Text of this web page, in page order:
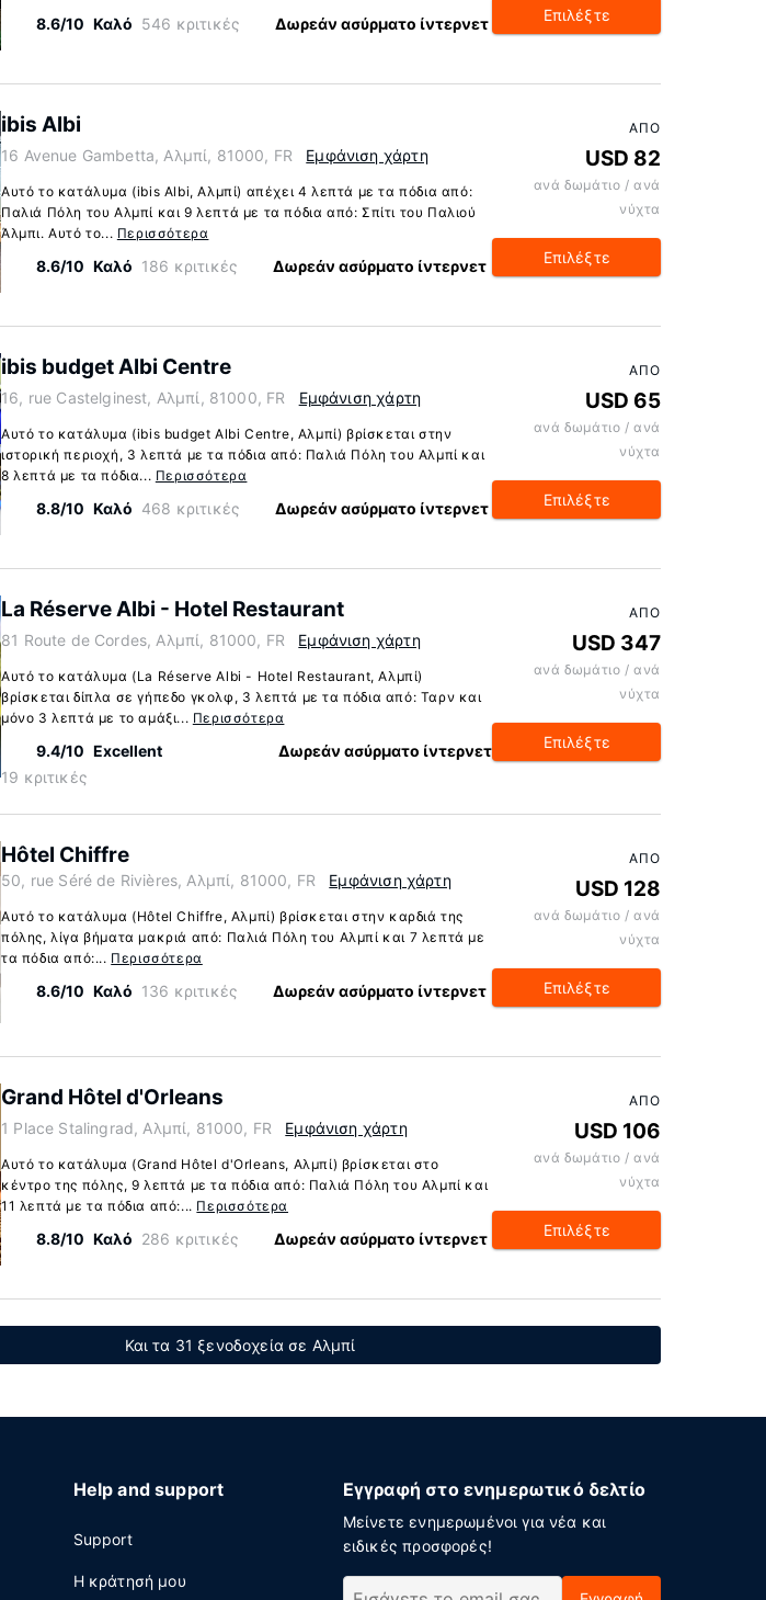
8.6/10 Καλό 546 κριτικές Δωρεάν ασύρματο ίντερνετ Επιλέξτε
ibis Albi
16 Avenue Gambetta, Αλμπί, 81000, FR Εμφάνιση χάρτη
Αυτό το κατάλυμα (ibis Albi, Αλμπί) απέχει 4 λεπτά με τα πόδια από:
Παλιά Πόλη του Αλμπί και 9 λεπτά με τα πόδια από: Σπίτι του Παλιού
Άλμπι. Αυτό το... Περισσότερα
8.6/10 Καλό 186 κριτικές Δωρεάν ασύρματο ίντερνετ
ΑΠΌ
USD 82
ανά δωμάτιο / ανά
νύχτα
Επιλέξτε
ibis budget Albi Centre
16, rue Castelginest, Αλμπί, 81000, FR Εμφάνιση χάρτη
Αυτό το κατάλυμα (ibis budget Albi Centre, Αλμπί) βρίσκεται στην
ιστορική περιοχή, 3 λεπτά με τα πόδια από: Παλιά Πόλη του Αλμπί και
8 λεπτά με τα πόδια... Περισσότερα
8.8/10 Καλό 468 κριτικές Δωρεάν ασύρματο ίντερνετ
ΑΠΌ
USD 65
ανά δωμάτιο / ανά
νύχτα
Επιλέξτε
La Réserve Albi - Hotel Restaurant
81 Route de Cordes, Αλμπί, 81000, FR Εμφάνιση χάρτη
Αυτό το κατάλυμα (La Réserve Albi - Hotel Restaurant, Αλμπί)
βρίσκεται δίπλα σε γήπεδο γκολφ, 3 λεπτά με τα πόδια από: Ταρν και
μόνο 3 λεπτά με το αμάξι... Περισσότερα
9.4/10 Excellent
19 κριτικές
Δωρεάν ασύρματο ίντερνετ
ΑΠΌ
USD 347
ανά δωμάτιο / ανά
νύχτα
Επιλέξτε
Hôtel Chiffre
50, rue Séré de Rivières, Αλμπί, 81000, FR Εμφάνιση χάρτη
Αυτό το κατάλυμα (Hôtel Chiffre, Αλμπί) βρίσκεται στην καρδιά της
πόλης, λίγα βήματα μακριά από: Παλιά Πόλη του Αλμπί και 7 λεπτά με
τα πόδια από:... Περισσότερα
8.6/10 Καλό 136 κριτικές Δωρεάν ασύρματο ίντερνετ
ΑΠΌ
USD 128
ανά δωμάτιο / ανά
νύχτα
Επιλέξτε
Grand Hôtel d'Orleans
1 Place Stalingrad, Αλμπί, 81000, FR Εμφάνιση χάρτη
Αυτό το κατάλυμα (Grand Hôtel d'Orleans, Αλμπί) βρίσκεται στο
κέντρο της πόλης, 9 λεπτά με τα πόδια από: Παλιά Πόλη του Αλμπί και
11 λεπτά με τα πόδια από:... Περισσότερα
8.8/10 Καλό 286 κριτικές Δωρεάν ασύρματο ίντερνετ
ΑΠΌ
USD 106
ανά δωμάτιο / ανά
νύχτα
Επιλέξτε
Και τα 31 ξενοδοχεία σε Αλμπί
Help and support
Support
Η κράτησή μου
Εγγραφή στο ενημερωτικό δελτίο
Μείνετε ενημερωμένοι για νέα και
ειδικές προσφορές!